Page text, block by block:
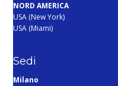
NORD AMERICA
USA (New York)
USA (Miami)
Sedi
Milano